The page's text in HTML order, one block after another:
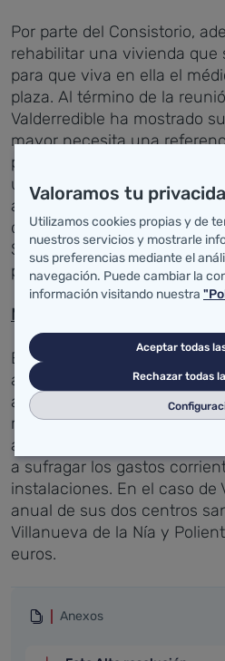
Por parte del Consistorio,
rehabilitar una vivienda que
para que viva en ella el
plaza. Al término de la
Valderredible ha mostrado
mayor necesita una
permanente que sepa qué
una cierta seguridad y mejor
asegurado Fernández, que
dificultad que tienen
Santander", como
plazas.
Mantenimiento de
El consejero de Salud,
a Fernández la intención
ayudas para el
médicos. De esta manera,
ayudar a los municipios en
a sufragar los gastos
instalaciones. En el caso de
anual de sus dos centros
Villanueva de la Nía y
euros.
Anexos
Valoramos tu
Utilizamos cookies propias y de
nuestros servicios y mostrarle
sus preferencias mediante el
navegación. Puede cambiar la
información visitando nuestra
Aceptar todas
Rechazar todas